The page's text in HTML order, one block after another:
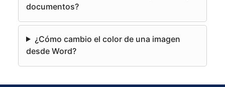
documentos?
¿Cómo cambio el color de una imagen
desde Word?